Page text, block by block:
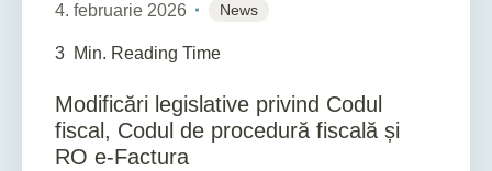
4. februarie 2026 News
3 Min. Reading Time
Modificări legislative privind Codul
fiscal, Codul de procedură fiscală și
RO e-Factura